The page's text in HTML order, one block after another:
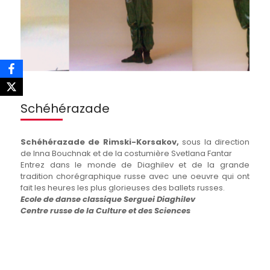
Schéhérazade
Schéhérazade de Rimski-Korsakov, sous la direction
de Inna Bouchnak et de la costumière Svetlana Fantar
Entrez dans le monde de Diaghilev et de la grande
tradition chorégraphique russe avec une oeuvre qui ont
fait les heures les plus glorieuses des ballets russes.
Ecole de danse classique Serguei Diaghilev
Centre russe de la Culture et des Sciences